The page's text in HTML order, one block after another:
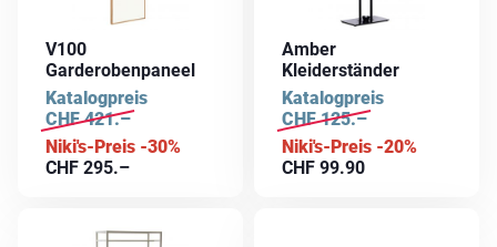
V100
Garderobenpaneel
Katalogpreis
CHF421.–
Niki's-Preis -30%
CHF 295.–
Amber
Kleiderständer
Katalogpreis
CHF125.–
Niki's-Preis -20%
CHF 99.90